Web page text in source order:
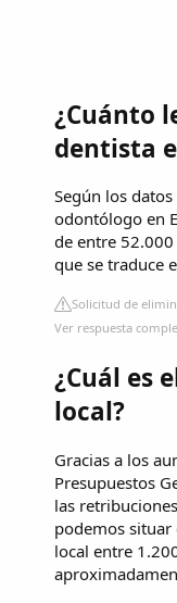
¿Cuánto
dentista
Según los
odontólogo en
de entre
que se traduce
Solicitud de
Ver respuesta
¿Cuál es
local?
Gracias a los
Presupuestos
las
podemos
local entre